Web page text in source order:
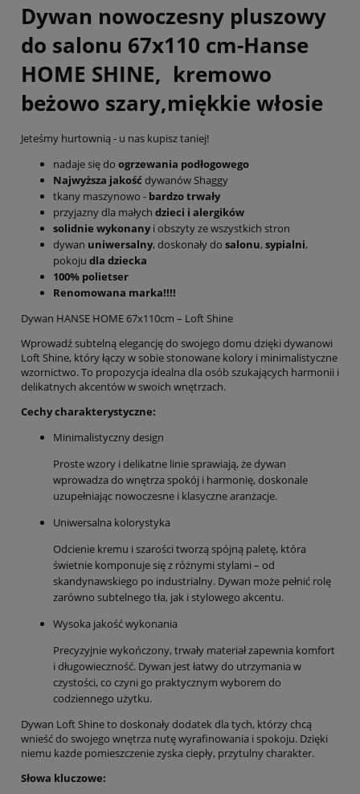
Dywan nowoczesny pluszowy
do salonu 67x110 cm-Hanse
HOME SHINE, kremowo
beżowo szary,miękkie włosie
Jeteśmy hurtownią - u nas kupisz taniej!
nadaje się do ogrzewania podłogowego
Najwyższa jakość dywanów Shaggy
tkany maszynowo - bardzo trwały
przyjazny dla małych dzieci i alergików
solidnie wykonanyi obszyty ze wszystkich stron
dywan uniwersalny, doskonały do salonu, sypialni,
pokoju dla dziecka
100% polietser
Renomowana marka!!!!
Dywan HANSE HOME 67x110cm – Loft Shine
Wprowadź subtelną elegancję do swojego domu dzięki dywanowi
Loft Shine, który łączy w sobie stonowane kolory i minimalistyczne
wzornictwo. To propozycja idealna dla osób szukających harmonii i
delikatnych akcentów w swoich wnętrzach.
Cechy charakterystyczne:
Minimalistyczny design
Proste wzory i delikatne linie sprawiają, że dywan
wprowadza do wnętrza spokój i harmonię, doskonale
uzupełniając nowoczesne i klasyczne aranżacje.
Uniwersalna kolorystyka
Odcienie kremu i szarości tworzą spójną paletę, która
świetnie komponuje się z różnymi stylami – od
skandynawskiego po industrialny. Dywan może pełnić rolę
zarówno subtelnego tła, jak i stylowego akcentu.
Wysoka jakość wykonania
Precyzyjnie wykończony, trwały materiał zapewnia komfort
i długowieczność. Dywan jest łatwy do utrzymania w
czystości, co czyni go praktycznym wyborem do
codziennego użytku.
Dywan Loft Shine to doskonały dodatek dla tych, którzy chcą
wnieść do swojego wnętrza nutę wyrafinowania i spokoju. Dzięki
niemu każde pomieszczenie zyska ciepły, przytulny charakter.
Słowa kluczowe: